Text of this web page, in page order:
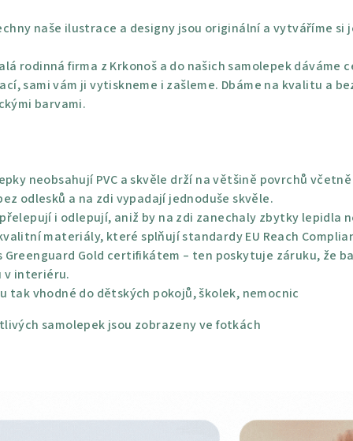
naše ilustrace a designy jsou originální a vytváříme si
rodinná firma z Krkonoš a do našich samolepek dáváme
sami vám ji vytiskneme i zašleme. Dbáme na kvalitu a
barvami.
neobsahují PVC a skvěle drží na většině povrchů
odlesků a na zdi vypadají jednoduše skvěle.
i odlepují, aniž by na zdi zanechaly zbytky lepidla
materiály, které splňují standardy EU Reach
Greenguard Gold certifikátem – ten poskytuje záruku, že
v interiéru.
tak vhodné do dětských pokojů, školek, nemocnic
samolepek jsou zobrazeny ve fotkách